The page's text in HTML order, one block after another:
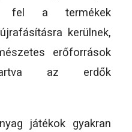
fel a termékek
kerülnek,
erőforrások
az erdők
játékok gyakran